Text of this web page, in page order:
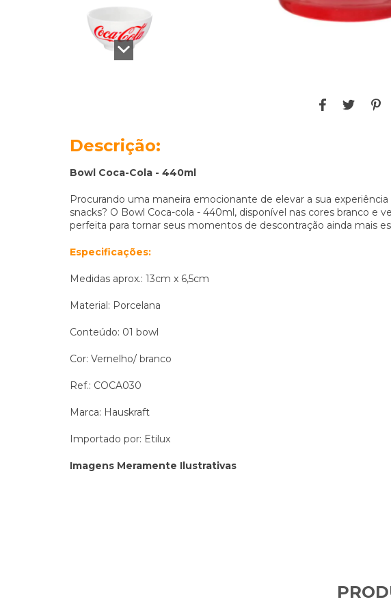
Descrição:
Bowl Coca-Cola - 440ml
Procurando uma maneira emocionante de elevar a sua
snacks? O Bowl Coca-cola - 440ml, disponível nas cores branco e
perfeita para tornar seus momentos de descontração ainda mais
Especificações:
Medidas aprox.: 13cm x 6,5cm
Material: Porcelana
Conteúdo: 01 bowl
Cor: Vernelho/ branco
Ref.: COCA030
Marca: Hauskraft
Importado por: Etilux
Imagens Meramente Ilustrativas